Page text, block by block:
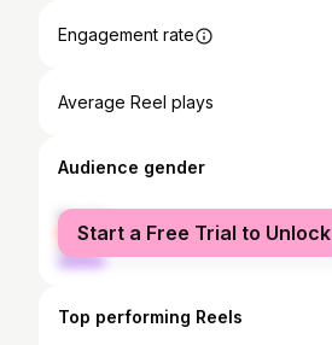
Engagement rate
Average Reel plays
Audience gender
female
male
Start a Free Trial to Unlock
Top performing Reels